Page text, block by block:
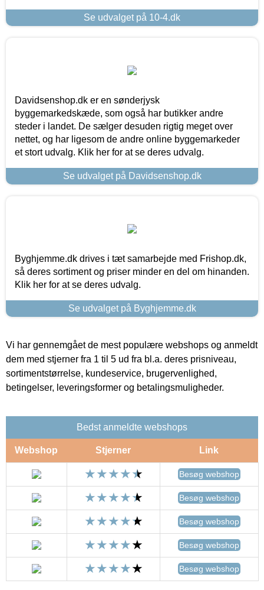
Se udvalget på 10-4.dk
Davidsenshop.dk er en sønderjysk
byggemarkedskæde, som også har butikker andre
steder i landet. De sælger desuden rigtig meget over
nettet, og har ligesom de andre online byggemarkeder
et stort udvalg. Klik her for at se deres udvalg.
Se udvalget på Davidsenshop.dk
Byghjemme.dk drives i tæt samarbejde med Frishop.dk,
så deres sortiment og priser minder en del om hinanden.
Klik her for at se deres udvalg.
Se udvalget på Byghjemme.dk
Vi har gennemgået de mest populære webshops og anmeldt
dem med stjerner fra 1 til 5 ud fra bl.a. deres prisniveau,
sortimentstørrelse, kundeservice, brugervenlighed,
betingelser, leveringsformer og betalingsmuligheder.
Bedst anmeldte webshops
Webshop Stjerner Link
Besøg webshop
Besøg webshop
Besøg webshop
Besøg webshop
Besøg webshop